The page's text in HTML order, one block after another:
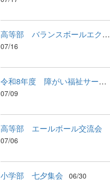
高等部 バランスボールエクササイズ
07/16
令和8年度 障がい福祉サービス利用に関わる説明会が行われました
07/09
高等部 エールボール交流会
07/06
小学部 七夕集会 06/30